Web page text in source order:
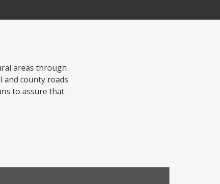
areas through
county roads.
to assure that